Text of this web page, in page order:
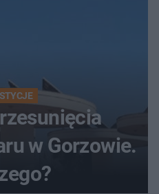
w Gorzowie.